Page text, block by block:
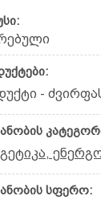
-
სფერო: